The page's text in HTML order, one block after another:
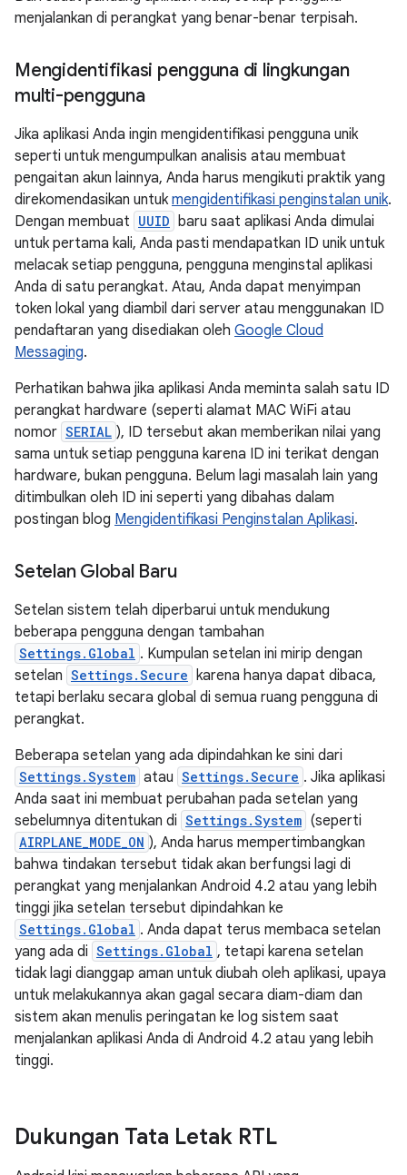
menjalankan di perangkat yang benar-benar terpisah.
Mengidentifikasi pengguna di lingkungan
multi-pengguna
Jika aplikasi Anda ingin mengidentifikasi pengguna unik
seperti untuk mengumpulkan analisis atau membuat
pengaitan akun lainnya, Anda harus mengikuti praktik yang
direkomendasikan untuk mengidentifikasi penginstalan unik.
Dengan membuat UUID baru saat aplikasi Anda dimulai
untuk pertama kali, Anda pasti mendapatkan ID unik untuk
melacak setiap pengguna, pengguna menginstal aplikasi
Anda di satu perangkat. Atau, Anda dapat menyimpan
token lokal yang diambil dari server atau menggunakan ID
pendaftaran yang disediakan oleh Google Cloud
Messaging.
Perhatikan bahwa jika aplikasi Anda meminta salah satu ID
perangkat hardware (seperti alamat MAC WiFi atau
nomor SERIAL ), ID tersebut akan memberikan nilai yang
sama untuk setiap pengguna karena ID ini terikat dengan
hardware, bukan pengguna. Belum lagi masalah lain yang
ditimbulkan oleh ID ini seperti yang dibahas dalam
postingan blog Mengidentifikasi Penginstalan Aplikasi.
Setelan Global Baru
Setelan sistem telah diperbarui untuk mendukung
beberapa pengguna dengan tambahan
Settings.Global . Kumpulan setelan ini mirip dengan
setelan Settings.Secure karena hanya dapat dibaca,
tetapi berlaku secara global di semua ruang pengguna di
perangkat.
Beberapa setelan yang ada dipindahkan ke sini dari
Settings.System atau Settings.Secure . Jika aplikasi
Anda saat ini membuat perubahan pada setelan yang
sebelumnya ditentukan di Settings.System (seperti
AIRPLANE_MODE_ON ), Anda harus mempertimbangkan
bahwa tindakan tersebut tidak akan berfungsi lagi di
perangkat yang menjalankan Android 4.2 atau yang lebih
tinggi jika setelan tersebut dipindahkan ke
Settings.Global . Anda dapat terus membaca setelan
yang ada di Settings.Global , tetapi karena setelan
tidak lagi dianggap aman untuk diubah oleh aplikasi, upaya
untuk melakukannya akan gagal secara diam-diam dan
sistem akan menulis peringatan ke log sistem saat
menjalankan aplikasi Anda di Android 4.2 atau yang lebih
tinggi.
Dukungan Tata Letak RTL